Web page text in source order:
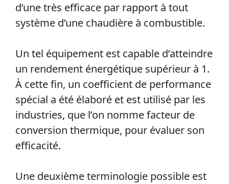
d’une très efficace par rapport à tout
système d’une chaudière à combustible.
Un tel équipement est capable d’atteindre
un rendement énergétique supérieur à 1.
À cette fin, un coefficient de performance
spécial a été élaboré et est utilisé par les
industries, que l’on nomme facteur de
conversion thermique, pour évaluer son
efficacité.
Une deuxième terminologie possible est